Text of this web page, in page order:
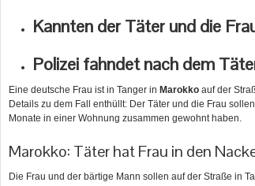
Kannten der Täter und die
Polizei fahndet nach dem
Eine deutsche Frau ist in Tanger in Marokko auf der
Details zu dem Fall enthüllt: Der Täter und die Frau
Monate in einer Wohnung zusammen gewohnt haben.
Marokko: Täter hat Frau in den
Die Frau und der bärtige Mann sollen auf der Straße in